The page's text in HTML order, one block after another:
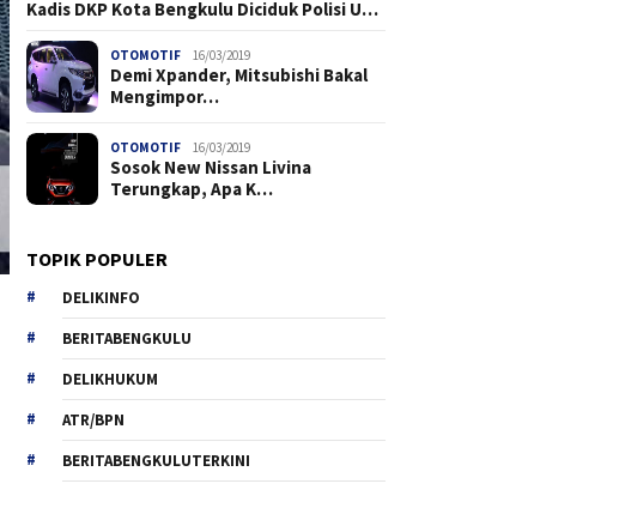
Kadis DKP Kota Bengkulu Diciduk Polisi U…
OTOMOTIF 16/03/2019
Demi Xpander, Mitsubishi Bakal
Mengimpor…
OTOMOTIF 16/03/2019
Sosok New Nissan Livina
Terungkap, Apa K…
TOPIK POPULER
DELIKINFO
BERITABENGKULU
DELIKHUKUM
ATR/BPN
BERITABENGKULUTERKINI